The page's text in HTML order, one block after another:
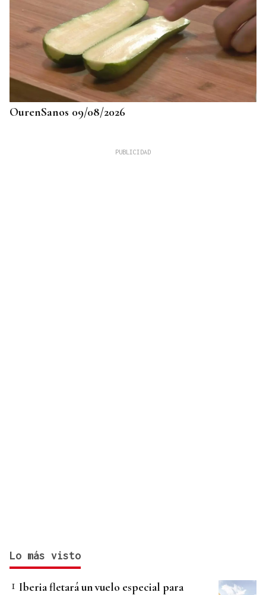
OurenSanos 09/08/2026
Lo más visto
Iberia fletará un vuelo especial para